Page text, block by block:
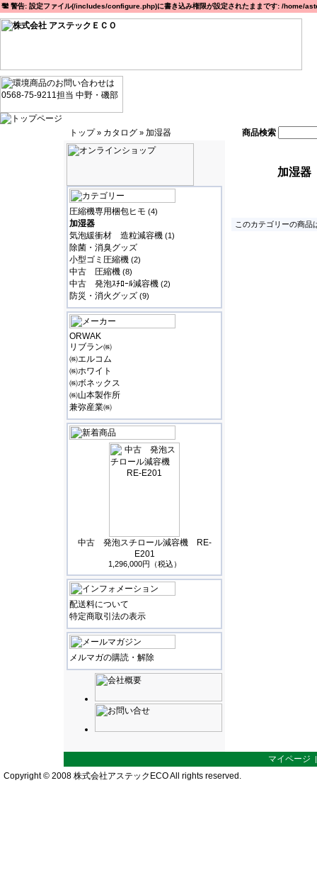
警告: 設定ファイル(/includes/configure.php)に書き込み権限が設定されたままです: /
トップ» カタログ » 加湿器 商品検索
圧縮機専用梱包ヒモ (4)
加湿器
気泡緩衝材 造粒減容機 (1)
除菌・消臭グッズ
小型ゴミ圧縮機 (2)
中古 圧縮機 (8)
中古 発泡ｽﾁﾛｰﾙ減容機 (2)
防災・消火グッズ (9)
ORWAK
リブラン㈱
㈱エルコム
㈱ホワイト
㈱ボネックス
㈱山本製作所
兼弥産業㈱
中古 発泡スチロール減容機 RE-
E201
1,296,000円（税込）
配送料について
特定商取引法の表示
メルマガの購読・解除
加湿器
このカテゴリーの商品
マイページ
Copyright © 2008 株式会社アステックECO All rights reserved.